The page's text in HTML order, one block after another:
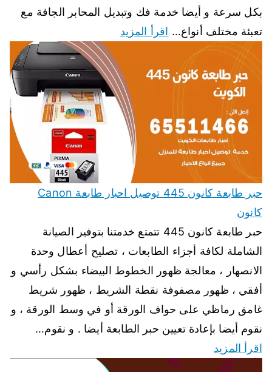
بكل سرعة و أيضا خدمة فك وتبديل المحابر الجافة مع
تعبئة مختلف أنواع… اقرأ المزيد
حبر طابعة كانون 445 توصيل احبار طابعة Canon
كانون
حبر طابعة كانون 445 تتمتع خدمتنا بتوفير الصيانة
الشاملة لكافة أجزاء الطابعات ، تصليح أعطال وحدة
الانصهار ، معالجة ظهور الخطوط البيضاء بشكل رأسي و
أفقي ، ظهور مصفوفة نقطة الشريط ، ظهور شريط
غامق رماظي على حواف الورقة أو في وسط الورقة ، و
نقوم أيضا بإعادة تعيين حبر الطابعة أيضا . و نقوم…
اقرأ المزيد